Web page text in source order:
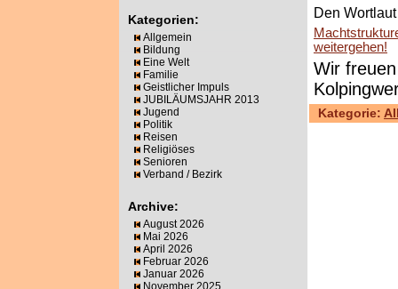
Kategorien:
Allgemein
Bildung
Eine Welt
Familie
Geistlicher Impuls
JUBILÄUMSJAHR 2013
Jugend
Politik
Reisen
Religiöses
Senioren
Verband / Bezirk
Archive:
August 2026
Mai 2026
April 2026
Februar 2026
Januar 2026
November 2025
Den
weitergehen!
Wir
Kategorie: